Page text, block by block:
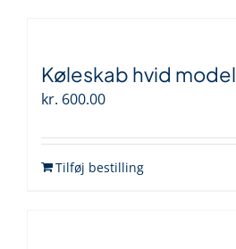
Køleskab hvid model
kr. 600.00
Tilføj bestilling